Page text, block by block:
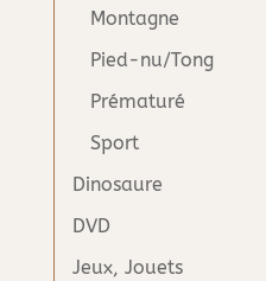
Montagne
Pied-nu/Tong
Prématuré
Sport
Dinosaure
DVD
Jeux, Jouets